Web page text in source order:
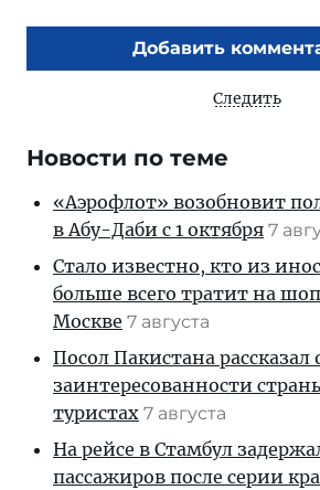
Добавить
Следить
Новости по теме
«Аэрофлот» возобновит
в Абу-Даби с 1 октября 7
Стало известно, кто из
больше всего тратит на
Москве 7 августа
Посол Пакистана рассказал
заинтересованности
туристах 7 августа
На рейсе в Стамбул
пассажиров после серии